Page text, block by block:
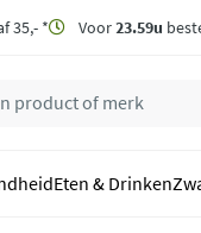
35,- * Voor23.59u
Eten & Drinken